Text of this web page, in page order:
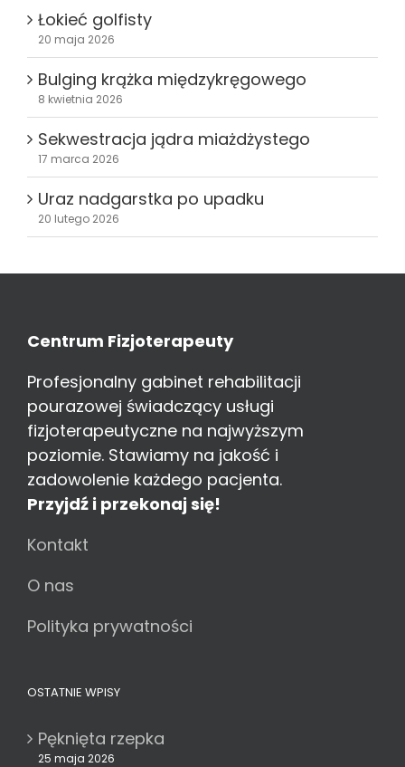
Łokieć golfisty
20 maja 2026
Bulging krążka międzykręgowego
8 kwietnia 2026
Sekwestracja jądra miażdżystego
17 marca 2026
Uraz nadgarstka po upadku
20 lutego 2026
Centrum Fizjoterapeuty
Profesjonalny gabinet rehabilitacji
pourazowej świadczący usługi
fizjoterapeutyczne na najwyższym
poziomie. Stawiamy na jakość i
zadowolenie każdego pacjenta.
Przyjdź i przekonaj się!
Kontakt
O nas
Polityka prywatności
OSTATNIE WPISY
Pęknięta rzepka
25 maja 2026